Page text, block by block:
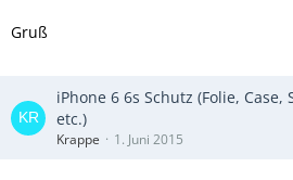
Gruß
iPhone 6 6s Schutz (Folie, Case,
etc.)
Krappe 1. Juni 2015